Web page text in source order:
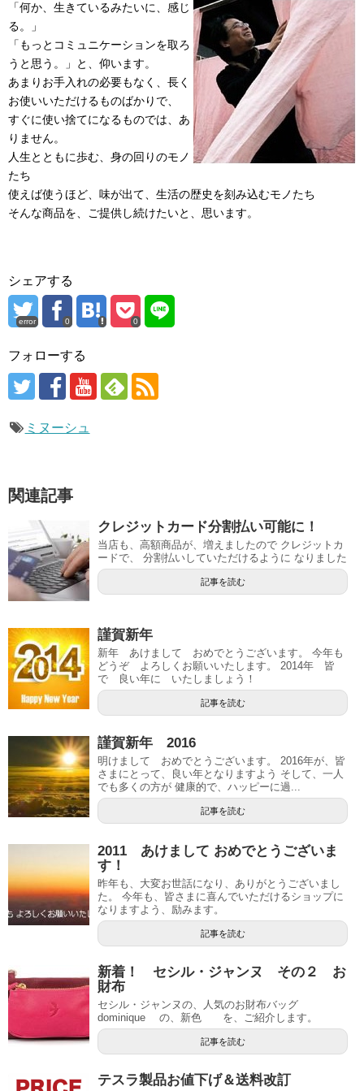
「何か、生きているみたいに、感じ
る。」
「もっとコミュニケーションを取ろ
うと思う。」と、仰います。
あまりお手入れの必要もなく、長く
お使いいただけるものばかりで、
すぐに使い捨てになるものでは、あ
りません。
人生とともに歩む、身の回りのモノ
たち
使えば使うほど、味が出て、生活の歴史を刻み込むモノたち
そんな商品を、ご提供し続けたいと、思います。
シェアする
error 0 0
フォローする
ミヌーシュ
関連記事
クレジットカード分割払い可能に！
当店も、高額商品が、増えましたので クレジットカ
ードで、 分割払いしていただけるように なりました
記事を読む
謹賀新年
新年 あけまして おめでとうございます。 今年も
どうぞ よろしくお願いいたします。 2014年 皆
で 良い年に いたしましょう！
記事を読む
謹賀新年 2016
明けまして おめでとうございます。 2016年が、皆
さまにとって、良い年となりますよう そして、一人
でも多くの方が 健康的で、ハッピーに過...
記事を読む
2011 あけまして おめでとうございま
す！
昨年も、大変お世話になり、ありがとうございまし
た。 今年も、皆さまに喜んでいただけるショップに
なりますよう、励みます。
記事を読む
新着！ セシル・ジャンヌ その２ お
財布
セシル・ジャンヌの、人気のお財布バッグ
dominique の、新色 を、ご紹介します。
記事を読む
テスラ製品お値下げ＆送料改訂